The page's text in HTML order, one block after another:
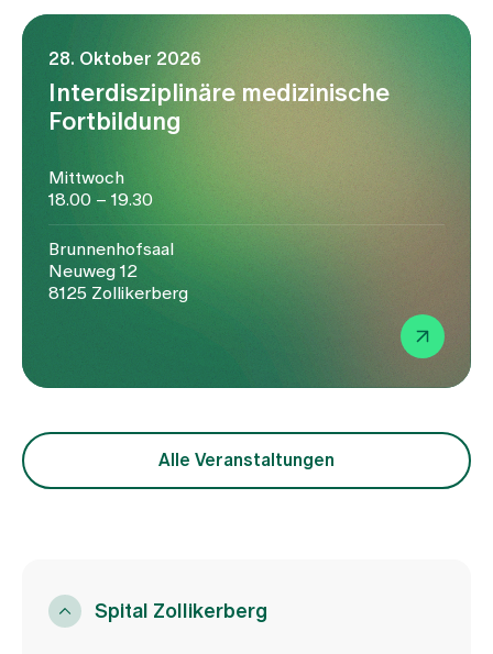
28. Oktober 2026
Interdisziplinäre medizinische
Fortbildung
Mittwoch
18.00 – 19.30
Brunnenhofsaal
Neuweg 12
8125 Zollikerberg
Alle Veranstaltungen
Spital Zollikerberg